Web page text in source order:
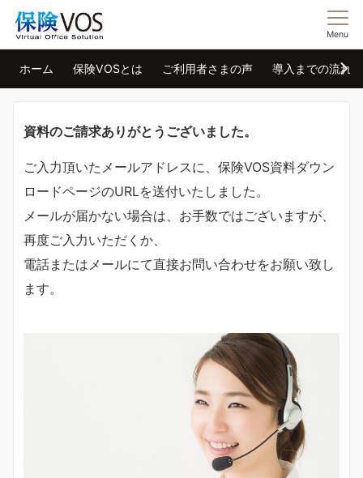
Menu
ホーム 保険VOSとは ご利用者さまの声 導入までの流れ
資料のご請求ありがとうございました。
ご入力頂いたメールアドレスに、保険VOS資料ダウン
ロードページのURLを送付いたしました。
メールが届かない場合は、お手数ではございますが、
再度ご入力いただくか、
電話またはメールにて直接お問い合わせをお願い致し
ます。